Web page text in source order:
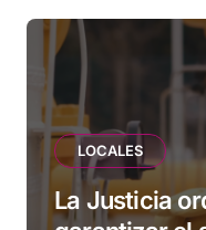
LOCALES
La Justicia